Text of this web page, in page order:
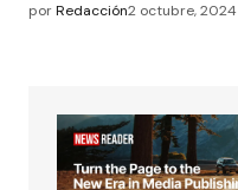
porRedacción2 octubre, 2024